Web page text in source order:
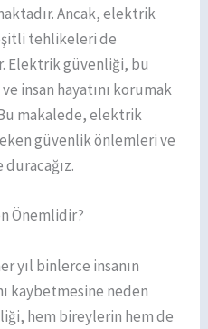
Ancak, elektrik
tehlikeleri de
Elektrik güvenliği, bu
insan hayatını korumak
makalede, elektrik
güvenlik önlemleri ve
Önemlidir?
yıl binlerce insanın
kaybetmesine neden
hem bireylerin hem de